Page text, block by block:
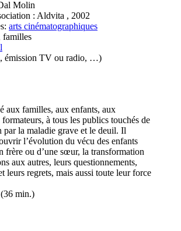
Molin
: Aldvita , 2002
arts cinématographiques
familles
émission TV ou radio, …)
aux familles, aux enfants, aux
à tous les publics touchés de
par la maladie grave et le deuil. Il
l’évolution du vécu des enfants
frère ou d’une sœur, la transformation
aux autres, leurs questionnements,
leurs regrets, mais aussi toute leur force
min.)